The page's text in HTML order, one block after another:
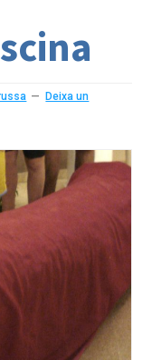
Deixa un